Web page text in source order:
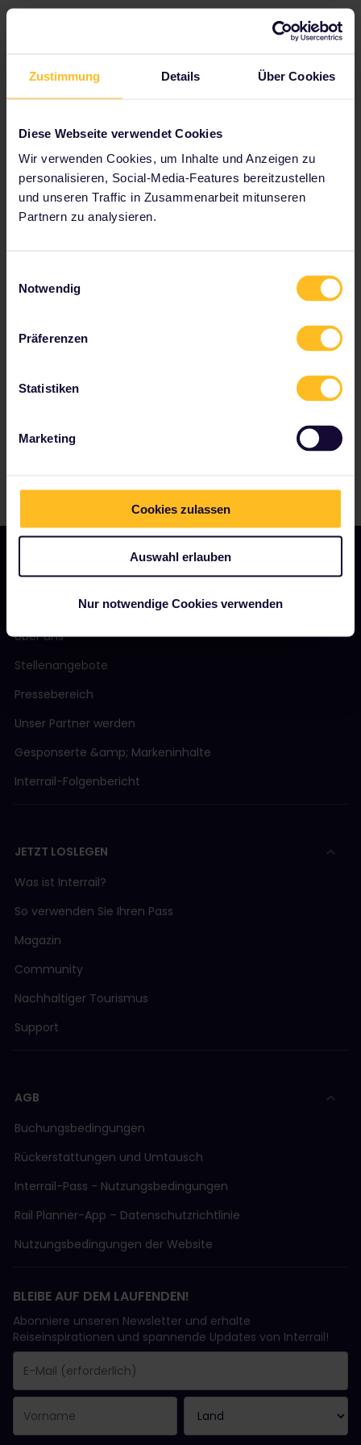
Zustimmung Details Über Cookies
Diese Webseite verwendet Cookies
Wir verwenden Cookies, um Inhalte und Anzeigen zu
personalisieren, Social-Media-Features bereitzustellen
und unseren Traffic in Zusammenarbeit mitunseren
Partnern zu analysieren.
Notwendig
Präferenzen
Statistiken
Marketing
Cookies zulassen
Auswahl erlauben
Nur notwendige Cookies verwenden
Reisedetails im Fahrplan überprüfen
Karte des europäischen Streckennetzes anzeigen
Infos zu Reservierungen lesen
Jugendherberge buchen
Ermäßigungen mit deinem Pass erhalten
Zu unseren Partnern gehören
UNSER UNTERNEHMEN
Über uns
Stellenangebote
Pressebereich
Unser Partner werden
Gesponserte &amp; Markeninhalte
Interrail-Folgenbericht
JETZT LOSLEGEN
Was ist Interrail?
So verwenden Sie Ihren Pass
Magazin
Community
Nachhaltiger Tourismus
Support
AGB
Buchungsbedingungen
Rückerstattungen und Umtausch
Interrail-Pass - Nutzungsbedingungen
Rail Planner-App – Datenschutzrichtlinie
Nutzungsbedingungen der Website
BLEIBE AUF DEM LAUFENDEN!
Abonniere unseren Newsletter und erhalte
Reiseinspirationen und spannende Updates von Interrail!